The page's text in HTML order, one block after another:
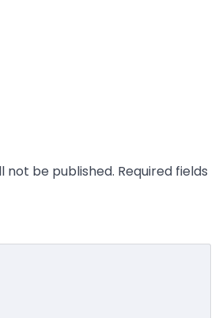
not be published. Required fields